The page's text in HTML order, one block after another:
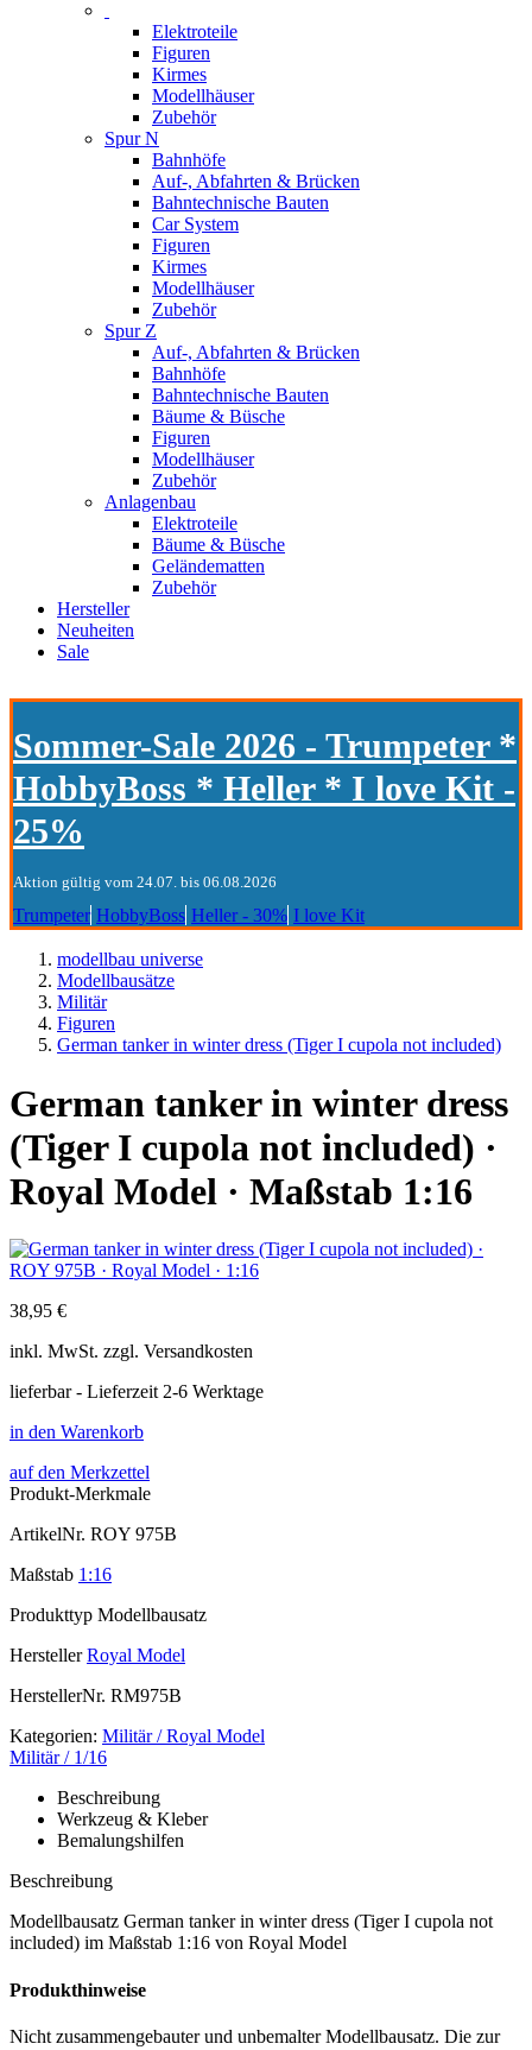
Elektroteile
Figuren
Kirmes
Modellhäuser
Zubehör
Spur N
Bahnhöfe
Auf-, Abfahrten & Brücken
Bahntechnische Bauten
Car System
Figuren
Kirmes
Modellhäuser
Zubehör
Spur Z
Auf-, Abfahrten & Brücken
Bahnhöfe
Bahntechnische Bauten
Bäume & Büsche
Figuren
Modellhäuser
Zubehör
Anlagenbau
Elektroteile
Bäume & Büsche
Geländematten
Zubehör
Hersteller
Neuheiten
Sale
Sommer-Sale 2026 - Trumpeter *
HobbyBoss * Heller * I love Kit -
25%
Aktion gültig vom 24.07. bis 06.08.2026
Trumpeter HobbyBoss Heller - 30% I love Kit
modellbau universe
Modellbausätze
Militär
Figuren
German tanker in winter dress (Tiger I cupola not included)
German tanker in winter dress
(Tiger I cupola not included) ·
Royal Model · Maßstab 1:16
38,95 €
inkl. MwSt. zzgl. Versandkosten
lieferbar - Lieferzeit 2-6 Werktage
in den Warenkorb
auf den Merkzettel
Produkt-Merkmale
ArtikelNr. ROY 975B
Maßstab 1:16
Produkttyp Modellbausatz
Hersteller Royal Model
HerstellerNr. RM975B
Kategorien: Militär / Royal Model
Militär / 1/16
Beschreibung
Werkzeug & Kleber
Bemalungshilfen
Beschreibung
Modellbausatz German tanker in winter dress (Tiger I cupola not
included) im Maßstab 1:16 von Royal Model
Produkthinweise
Nicht zusammengebauter und unbemalter Modellbausatz. Die zur